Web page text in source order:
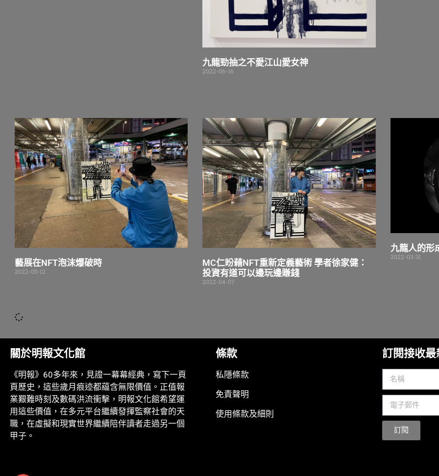
九龍勁抽之不愛江山愛女神
2022-06-16
藝展在NFT泡沫爆破時
2022-05-12
MC仁盼藉NFT重新定義藝術 學者徐家健：
投資有道可以邊玩邊賺錢
2022-04-07
九龍人的形
2022-03-31
關於明報文化館
《明報》60多年來，見證一幕幕經典，寫下一頁
頁歷史，這些歲月痕迹都藴含無限價值。正值報
業艱難時刻及數碼洪流衝擊，明報文化館希望運
用這些價值，在多元平台繼續發揮監察社會的天
職，在虛擬和現實世界繼續陪伴讀者走過另一個
甲子。
條款
私隱條款
免責聲明
使用條款及細則
訂閱接收最
訂閱